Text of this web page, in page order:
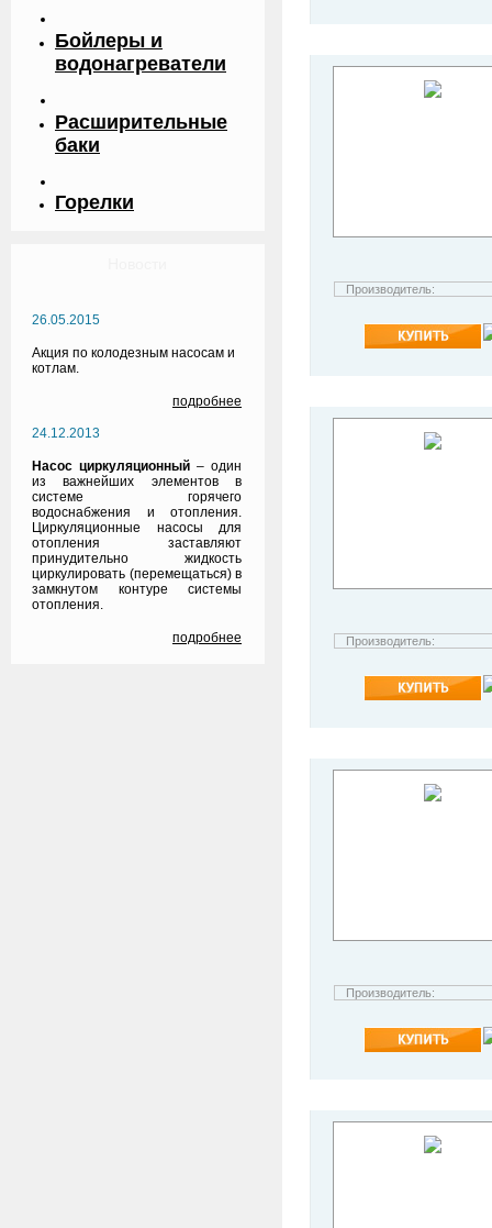
Бойлеры и
водонагреватели
Расширительные
баки
Горелки
26.05.2015
Акция по колодезным насосам и
котлам.
подробнее
24.12.2013
Насос циркуляционный – один
из важнейших элементов в
системе горячего
водоснабжения и отопления.
Циркуляционные насосы для
отопления заставляют
принудительно жидкость
циркулировать (перемещаться) в
замкнутом контуре системы
отопления.
подробнее
Производитель:
Производитель:
Производитель: